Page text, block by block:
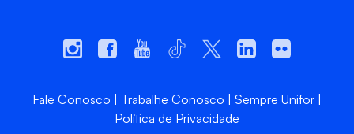
Fale Conosco Trabalhe Conosco
Sempre Unifor
Política de Privacidade